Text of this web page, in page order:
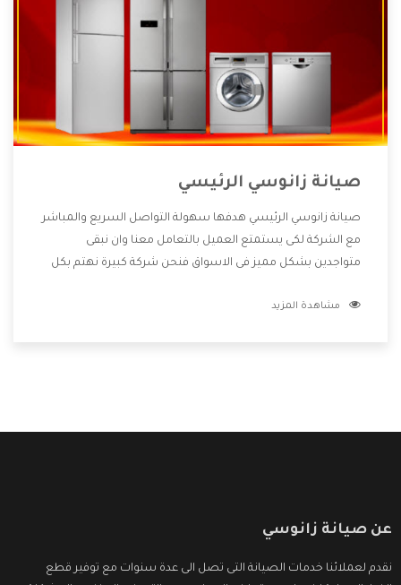
صيانة زانوسي الرئيسي
صيانة زانوسي الرئيسي هدفها سهولة التواصل السريع والمباشر
مع الشركة لكى يستمتع العميل بالتعامل معنا وان نبقى
متواجدين بشكل مميز فى الاسواق فنحن شركة كبيرة نهتم بكل
الشركة بها والتى تكون منها خدمة الصيانة التى تكون من أهم
مشاهدة المزيد
عن صيانة زانوسي
نقدم لعملائنا خدمات الصيانة التى تصل الى عدة سنوات مع توفير قطع